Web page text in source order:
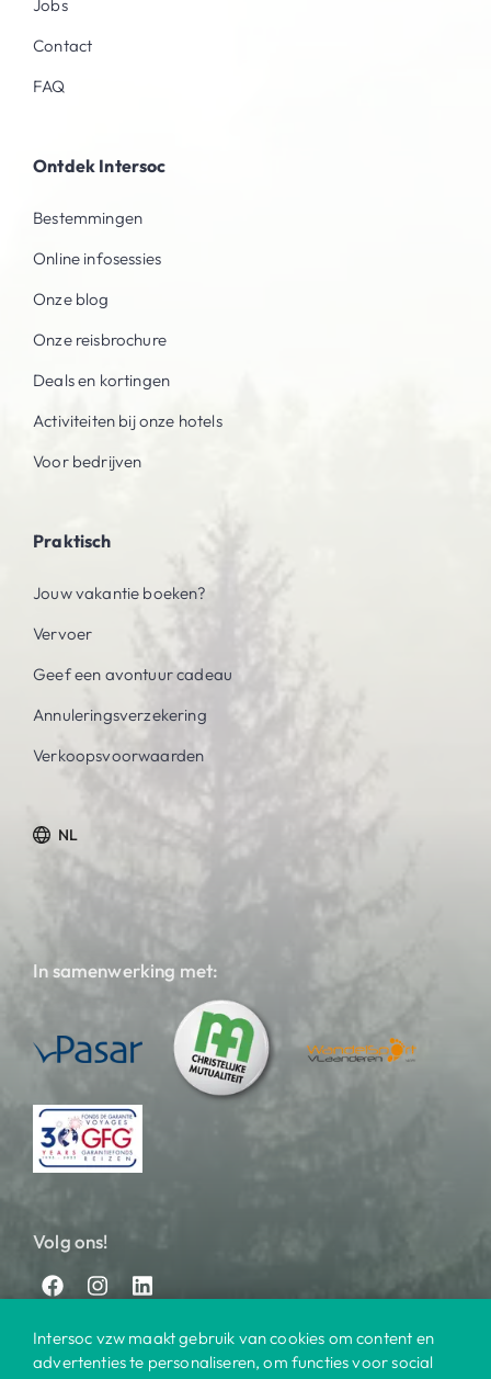
Jobs
Contact
FAQ
Ontdek Intersoc
Bestemmingen
Online infosessies
Onze blog
Onze reisbrochure
Deals en kortingen
Activiteiten bij onze hotels
Voor bedrijven
Praktisch
Jouw vakantie boeken?
Vervoer
Geef een avontuur cadeau
Annuleringsverzekering
Verkoopsvoorwaarden
NL
In samenwerking met:
Volg ons!
Intersoc vzw maakt gebruik van cookies om content en
advertenties te personaliseren, om functies voor social